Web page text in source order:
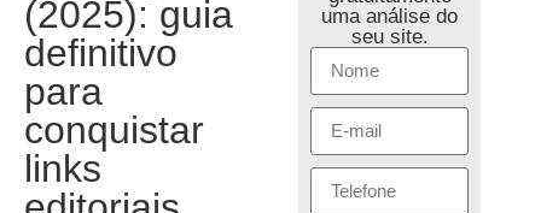
(2025): guia
definitivo
para
conquistar
links
uma análise do
seu site.